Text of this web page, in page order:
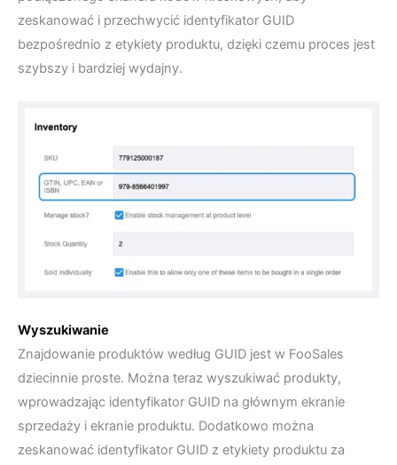
zeskanować i przechwycić identyfikator GUID
bezpośrednio z etykiety produktu, dzięki czemu proces jest
szybszy i bardziej wydajny.
Wyszukiwanie
Znajdowanie produktów według GUID jest w FooSales
dziecinnie proste. Można teraz wyszukiwać produkty,
wprowadzając identyfikator GUID na głównym ekranie
sprzedaży i ekranie produktu. Dodatkowo można
zeskanować identyfikator GUID z etykiety produktu za